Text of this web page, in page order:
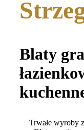
Blaty
Trwałe wyroby